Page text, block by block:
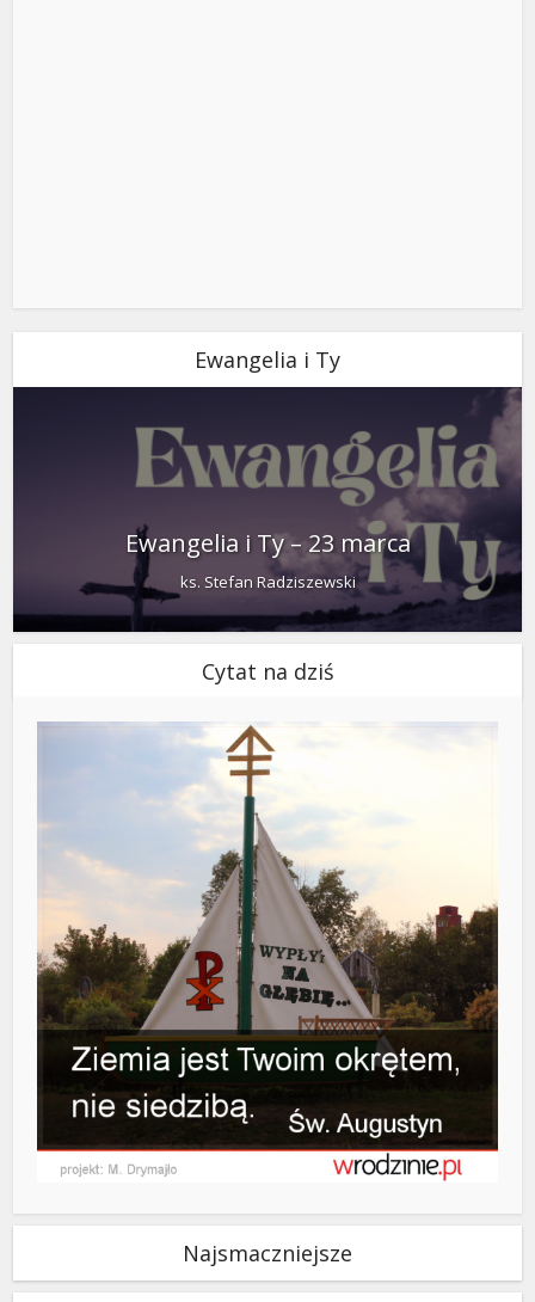
Ewangelia i Ty
Ewangelia i Ty – 23 marca
ks. Stefan Radziszewski
Cytat na dziś
Najsmaczniejsze